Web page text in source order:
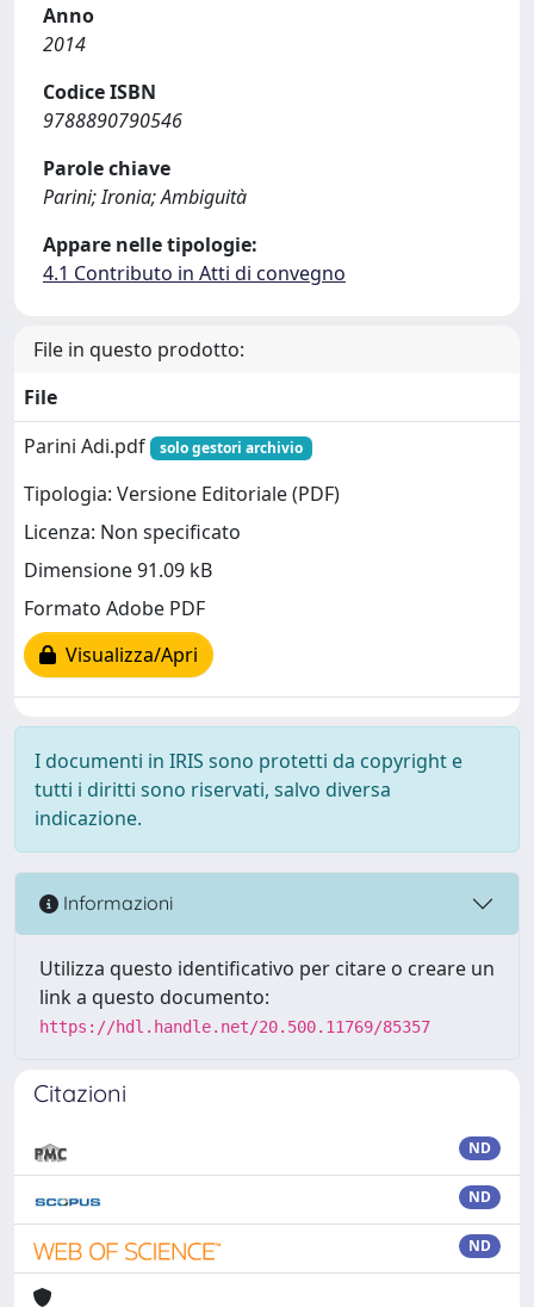
Anno
2014
Codice ISBN
9788890790546
Parole chiave
Parini; Ironia; Ambiguità
Appare nelle tipologie:
4.1 Contributo in Atti di convegno
File in questo prodotto:
File
Parini Adi.pdf
solo gestori archivio
Tipologia: Versione Editoriale (PDF)
Licenza: Non specificato
Dimensione 91.09 kB
Formato Adobe PDF
Visualizza/Apri
I documenti in IRIS sono protetti da copyright e
tutti i diritti sono riservati, salvo diversa
indicazione.
Informazioni
Utilizza questo identificativo per citare o creare un
link a questo documento:
https://hdl.handle.net/20.500.11769/85357
Citazioni
ND
ND
ND